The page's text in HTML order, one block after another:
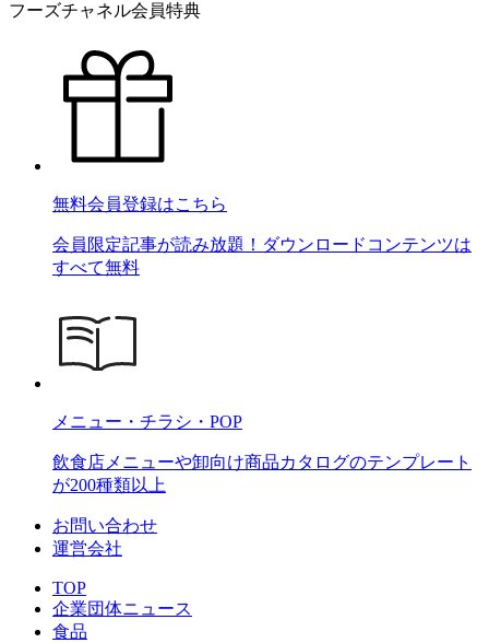
フーズチャネル会員特典
無料会員登録はこちら
会員限定記事が読み放題！ダウンロードコンテンツは
すべて無料
メニュー・チラシ・POP
飲食店メニューや卸向け商品カタログのテンプレート
が200種類以上
お問い合わせ
運営会社
TOP
企業団体ニュース
食品